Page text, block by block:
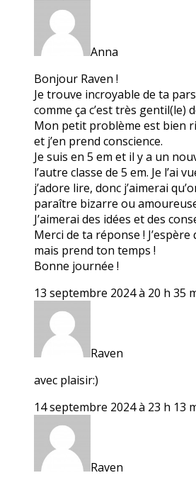
Anna
Bonjour Raven !
Je trouve incroyable de ta
comme ça c’est très gentil(le)
Mon petit problème est bien
et j’en prend conscience.
Je suis en 5 em et il y a un
l’autre classe de 5 em. Je l’ai
j’adore lire, donc j’aimerai
paraître bizarre ou
J’aimerai des idées et des
Merci de ta réponse !
mais prend ton temps !
Bonne journée !
13 septembre 2024 à 20 h 35
Raven
avec plaisir:)
14 septembre 2024 à 23 h 13
Raven